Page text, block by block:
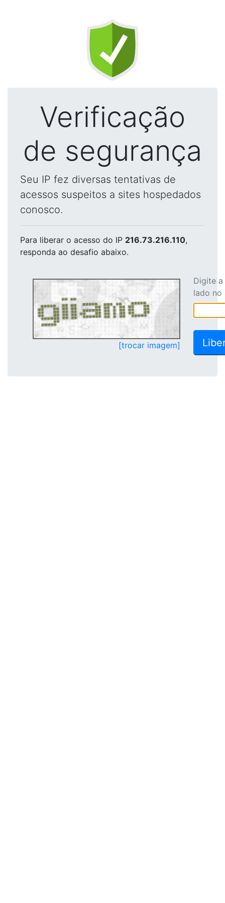
Verificação
de segurança
Seu IP fez diversas tentativas de
acessos suspeitos a sites hospedados
conosco.
Para liberar o acesso do IP 216.73.216.110,
responda ao desafio abaixo.
[trocar imagem]
Digite
lado no